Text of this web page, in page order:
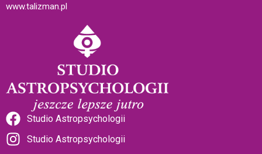
www.talizman.pl
Studio Astropsychologii
Studio Astropsychologii